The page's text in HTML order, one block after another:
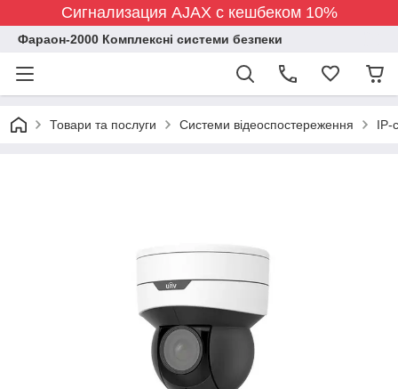
Сигнализация AJAX с кешбеком 10%
Фараон-2000 Комплексні системи безпеки
Товари та послуги Системи відеоспостереження IP-